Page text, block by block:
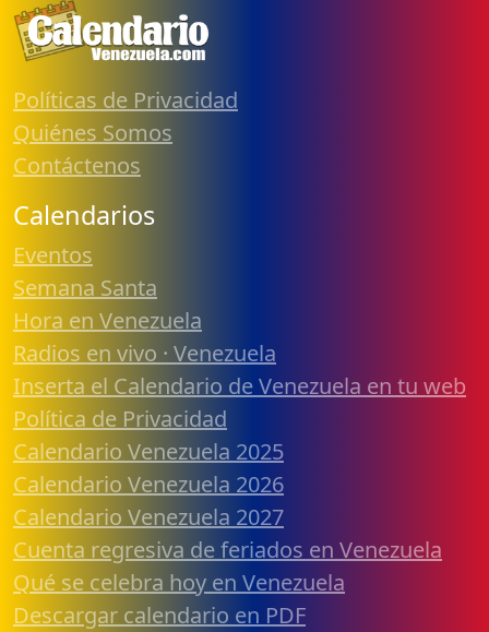
Políticas de Privacidad
Quiénes Somos
Contáctenos
Calendarios
Eventos
Semana Santa
Hora en Venezuela
Radios en vivo · Venezuela
Inserta el Calendario de Venezuela en tu web
Política de Privacidad
Calendario Venezuela 2025
Calendario Venezuela 2026
Calendario Venezuela 2027
Cuenta regresiva de feriados en Venezuela
Qué se celebra hoy en Venezuela
Descargar calendario en PDF